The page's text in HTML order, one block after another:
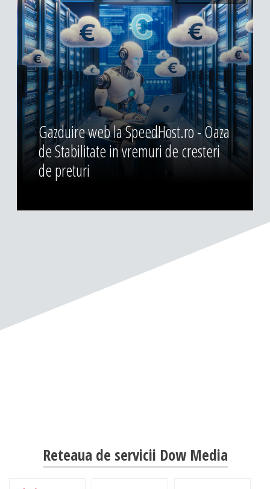
Gazduire web la SpeedHost.ro - Oaza
de Stabilitate in vremuri de cresteri
de preturi
Reteaua de servicii Dow Media